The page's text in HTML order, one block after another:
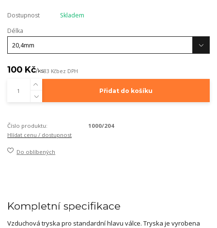
Dostupnost
Skladem
Délka
100 Kč/ks83 Kčbez DPH
Přidat do košíku
Číslo produktu:
1000/204
Hlídat cenu / dostupnost
Do oblíbených
Kompletní specifikace
Vzduchová tryska pro standardní hlavu válce. Tryska je vyrobena